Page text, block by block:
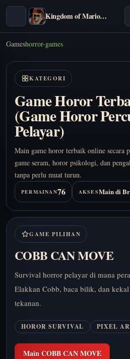
Kingdom of Marionettes
Gameshorror-games
KATEGORI
Game Horor
(Game Horor
Pelayar)
Main game horor terbaik online secara
game seram, horor psikologi, dan
tanpa perlu muat turun.
PERMAINAN76 AKSESMain di
GAME PILIHAN
COBB CAN MOVE
Survival horror pelayar di mana
Elakkan Cobb, baca bilik, dan
tekanan.
HOROR SURVIVAL PIXEL
Main COBB CAN MOVE